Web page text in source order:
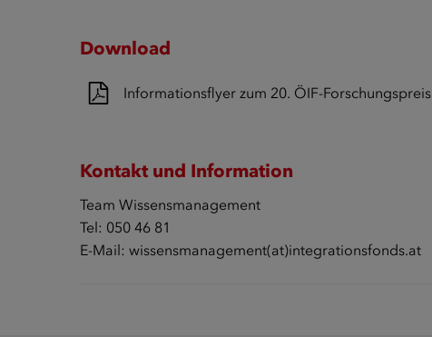
Download
Informationsflyer zum 20. ÖIF-Forschungspreis
Kontakt und Information
Team Wissensmanagement
Tel: 050 46 81
E-Mail: wissensmanagement(at)integrationsfonds.at